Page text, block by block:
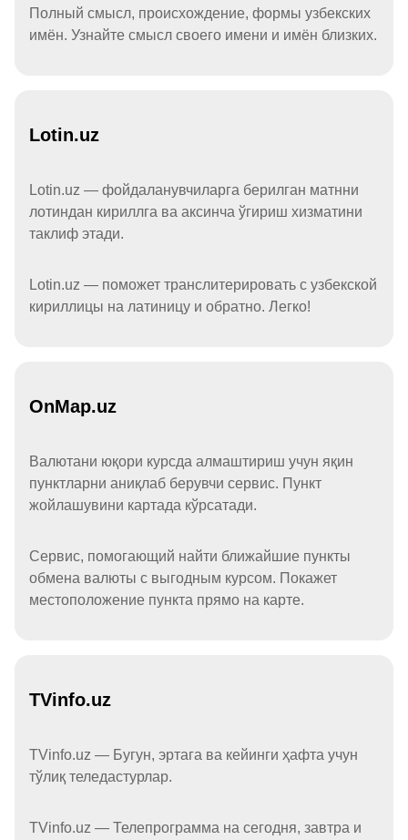
Полный смысл, происхождение, формы узбекских
имён. Узнайте смысл своего имени и имён близких.
Lotin.uz
Lotin.uz — фойдаланувчиларга берилган матнни
лотиндан кириллга ва аксинча ўгириш хизматини
таклиф этади.
Lotin.uz — поможет транслитерировать с узбекской
кириллицы на латиницу и обратно. Легко!
OnMap.uz
Валютани юқори курсда алмаштириш учун яқин
пунктларни аниқлаб берувчи сервис. Пункт
жойлашувини картада кўрсатади.
Сервис, помогающий найти ближайшие пункты
обмена валюты с выгодным курсом. Покажет
местоположение пункта прямо на карте.
TVinfo.uz
TVinfo.uz — Бугун, эртага ва кейинги ҳафта учун
тўлиқ теледастурлар.
TVinfo.uz — Телепрограмма на сегодня, завтра и